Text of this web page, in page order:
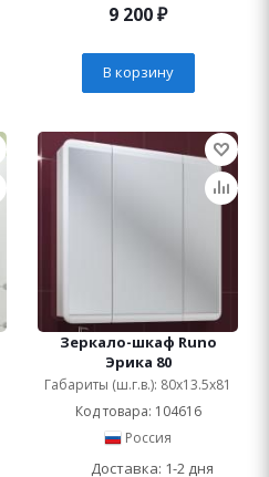
9 200₽
В корзину
Зеркало-шкаф Runo
Эрика 80
Габариты (ш.г.в.): 80x13.5x81
Код товара: 104616
Россия
Доставка: 1-2 дня